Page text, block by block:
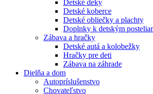
Detské deky
Detské koberce
Detské obliečky a plachty
Doplnky k detským
Zábava a hračky
Detské autá a kolobežky
Hračky pre deti
Zábava na záhrade
Dielňa a dom
Autopríslušenstvo
Chovateľstvo